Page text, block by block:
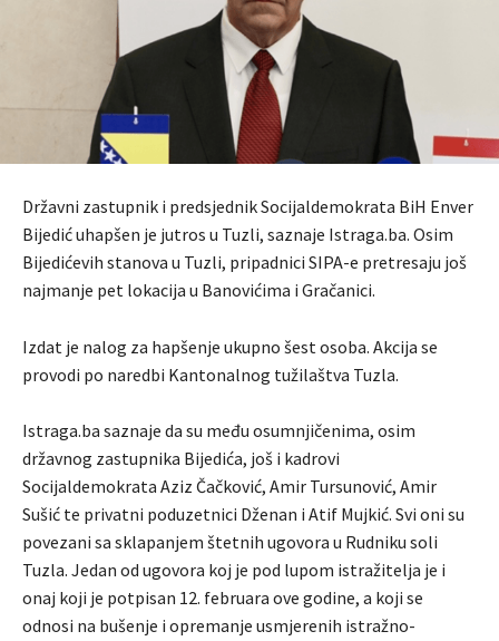
Državni zastupnik i predsjednik Socijaldemokrata BiH Enver
Bijedić uhapšen je jutros u Tuzli, saznaje Istraga.ba. Osim
Bijedićevih stanova u Tuzli, pripadnici SIPA-e pretresaju još
najmanje pet lokacija u Banovićima i Gračanici.
Izdat je nalog za hapšenje ukupno šest osoba. Akcija se
provodi po naredbi Kantonalnog tužilaštva Tuzla.
Istraga.ba saznaje da su među osumnjičenima, osim
državnog zastupnika Bijedića, još i kadrovi
Socijaldemokrata Aziz Čačković, Amir Tursunović, Amir
Sušić te privatni poduzetnici Dženan i Atif Mujkić. Svi oni su
povezani sa sklapanjem štetnih ugovora u Rudniku soli
Tuzla. Jedan od ugovora koj je pod lupom istražitelja je i
onaj koji je potpisan 12. februara ove godine, a koji se
odnosi na bušenje i opremanje usmjerenih istražno-